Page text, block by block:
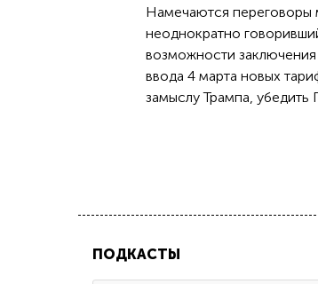
Намечаются переговоры
неоднократно
возможности
ввода 4 марта новых
замыслу Трампа, убедить
ПОДКАСТЫ